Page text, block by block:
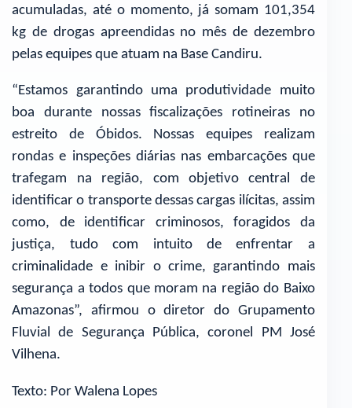
acumuladas, até o momento, já somam 101,354
kg de drogas apreendidas no mês de dezembro
pelas equipes que atuam na Base Candiru.
“Estamos garantindo uma produtividade muito
boa durante nossas fiscalizações rotineiras no
estreito de Óbidos. Nossas equipes realizam
rondas e inspeções diárias nas embarcações que
trafegam na região, com objetivo central de
identificar o transporte dessas cargas ilícitas, assim
como, de identificar criminosos, foragidos da
justiça, tudo com intuito de enfrentar a
criminalidade e inibir o crime, garantindo mais
segurança a todos que moram na região do Baixo
Amazonas”, afirmou o diretor do Grupamento
Fluvial de Segurança Pública, coronel PM José
Vilhena.
Texto: Por Walena Lopes